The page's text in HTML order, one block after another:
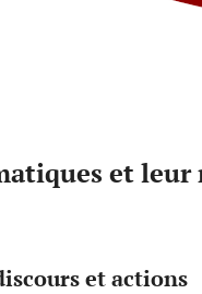
et leur
et actions